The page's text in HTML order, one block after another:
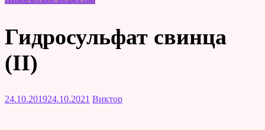
Гидросульфат свинца
(II)
24.10.201924.10.2021 Виктор